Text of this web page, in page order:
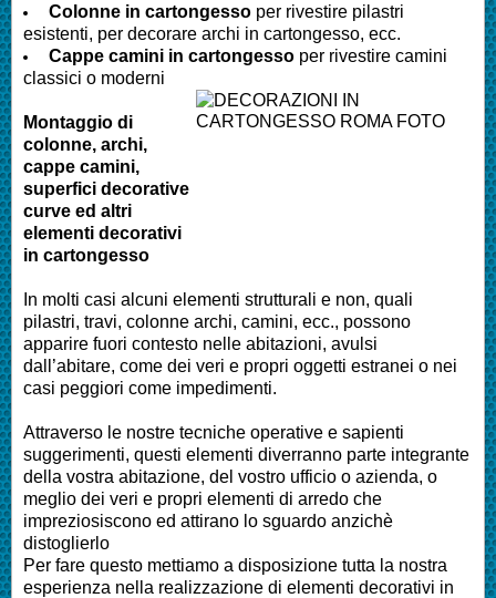
Colonne in cartongesso per rivestire pilastri
esistenti, per decorare archi in cartongesso, ecc.
Cappe camini in cartongesso per rivestire camini
classici o moderni
Montaggio di
colonne, archi,
cappe camini,
superfici decorative
curve ed altri
elementi decorativi
in cartongesso
In molti casi alcuni elementi strutturali e non, quali
pilastri, travi, colonne archi, camini, ecc., possono
apparire fuori contesto nelle abitazioni, avulsi
dall’abitare, come dei veri e propri oggetti estranei o nei
casi peggiori come impedimenti.
Attraverso le nostre tecniche operative e sapienti
suggerimenti, questi elementi diverranno parte integrante
della vostra abitazione, del vostro ufficio o azienda, o
meglio dei veri e propri elementi di arredo che
impreziosiscono ed attirano lo sguardo anzichè
distoglierlo
Per fare questo mettiamo a disposizione tutta la nostra
esperienza nella realizzazione di elementi decorativi in